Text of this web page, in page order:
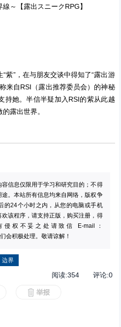
～【露出スニークRPG】
紫”，在与朋友交谈中得知了“露出游
来自RSI（露出推荐委员会）的神秘
持她。半信半疑加入RSI的紫从此越
露出世界。
信息仅限用于学习和研究目的；不得
。本站所有信息均来自网络，版权争
的24个小时之内，从您的电脑或手机
该程序，请支持正版，购买注册，得
权不妥之处请致信 E-mail：
会积极处理。敬请谅解！
边界
阅读:354评论:0